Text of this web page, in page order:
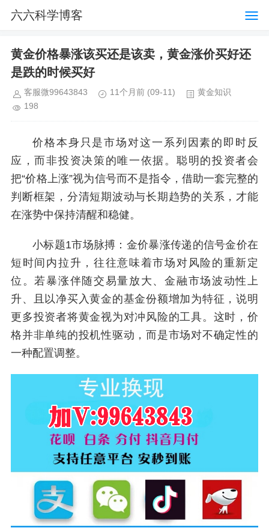
六六科学博客
黄金价格暴涨该买还是该卖，黄金涨价买好还
是跌的时候买好
客服微99643843 11个月前 (09-11)
黄金知识
198
价格本身只是市场对这一系列因素的即时反
应，而非投资决策的唯一依据。聪明的投资者会
把“价格上涨”视为信号而不是指令，借助一套完整的
判断框架，分清短期波动与长期趋势的关系，才能
在涨势中保持清醒和稳健。
小标题1市场脉搏：金价暴涨传递的信号金价在
短时间内拉升，往往意味着市场对风险的重新定
位。若暴涨伴随交易量放大、金融市场波动性上
升、且以净买入黄金的基金份额增加为特征，说明
更多投资者将黄金视为对冲风险的工具。这时，价
格并非单纯的投机性驱动，而是市场对不确定性的
一种配置调整。